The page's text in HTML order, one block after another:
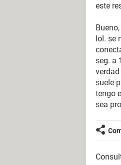
este
lol. se
seg. a
suele
tengo
sea